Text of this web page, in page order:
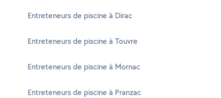
Entreteneurs de piscine à Dirac
Entreteneurs de piscine à Touvre
Entreteneurs de piscine à Mornac
Entreteneurs de piscine à Pranzac